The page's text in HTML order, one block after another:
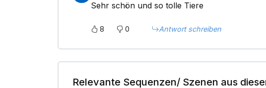
Sehr schön und so tolle Tiere
8 0 Antwort schreiben
Relevante Sequenzen/ Szenen aus